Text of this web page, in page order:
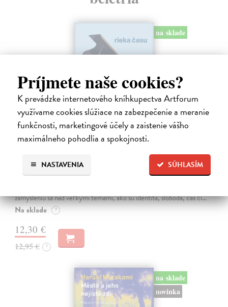
Príjmete naše cookies?
K prevádzke internetového kníhkupectva Artforum
využívame cookies slúžiace na zabezpečenie a meranie
funkčnosti, marketingové účely a zaistenie vášho
maximálneho pohodlia a spokojnosti.
SÚHLASÍM
NASTAVENIA
na sklade
Mercier Pascal| Kniha
Pascal Mercier bol vždy majstrom filozofického rozprávania. Romány
zamysleniu sa nad veľkými témami, ako sú identita, sloboda, čas či…
Na sklade ?
12,30 €
12,95 € ?
na sklade
novinka